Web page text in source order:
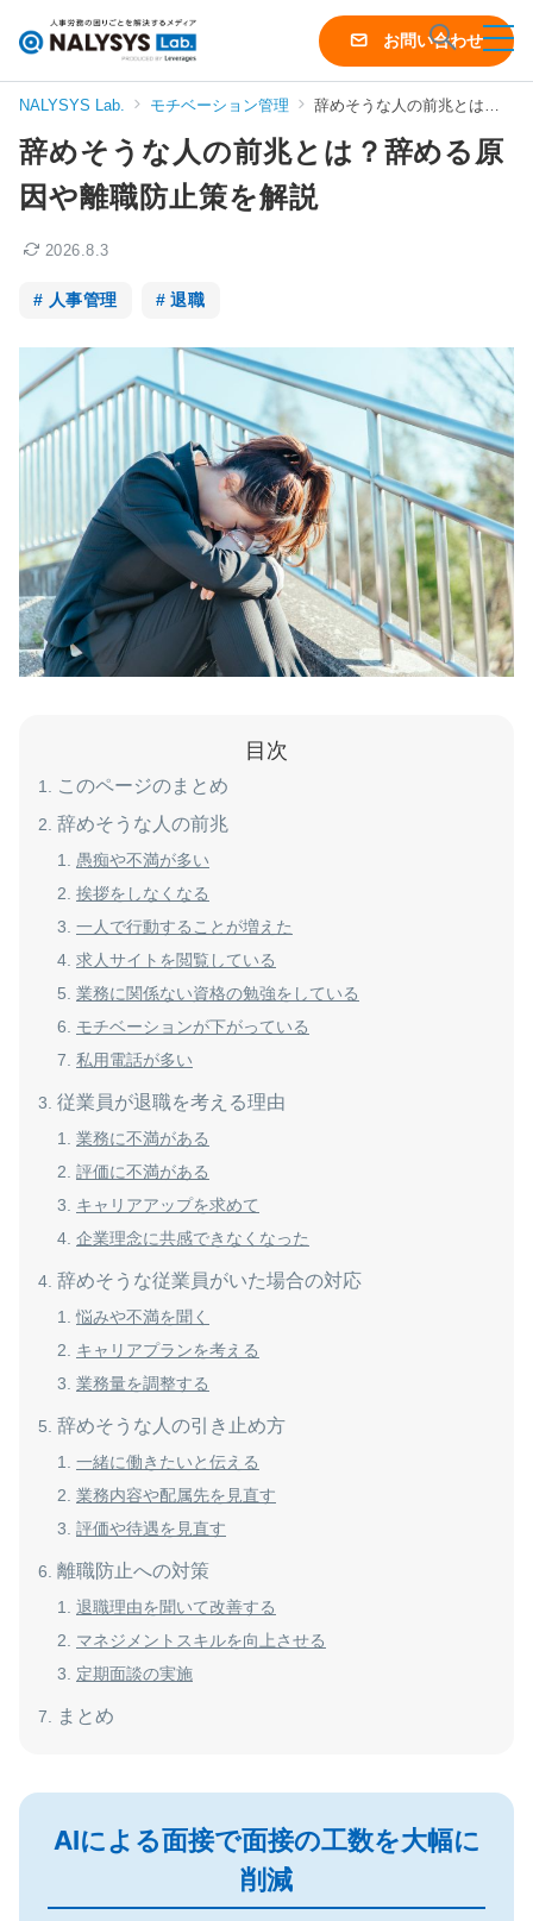
シ
ス
ラ
お問い合わせ
NALYSYS Lab. モチベーション管理 辞めそうな人の前兆とは？辞める原因や離職防止策を解説
辞めそうな人の前兆とは？辞める原
因や離職防止策を解説
2026.8.3
人事管理 退職
目次
このページのまとめ
辞めそうな人の前兆
愚痴や不満が多い
挨拶をしなくなる
一人で行動することが増えた
求人サイトを閲覧している
業務に関係ない資格の勉強をしている
モチベーションが下がっている
私用電話が多い
従業員が退職を考える理由
業務に不満がある
評価に不満がある
キャリアアップを求めて
企業理念に共感できなくなった
辞めそうな従業員がいた場合の対応
悩みや不満を聞く
キャリアプランを考える
業務量を調整する
辞めそうな人の引き止め方
一緒に働きたいと伝える
業務内容や配属先を見直す
評価や待遇を見直す
離職防止への対策
退職理由を聞いて改善する
マネジメントスキルを向上させる
定期面談の実施
まとめ
AIによる面接で面接の工数を大幅に
削減